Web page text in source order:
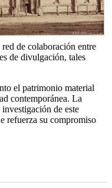
de colaboración entre
de divulgación, tales
el patrimonio material
contemporánea. La
de este
refuerza su compromiso